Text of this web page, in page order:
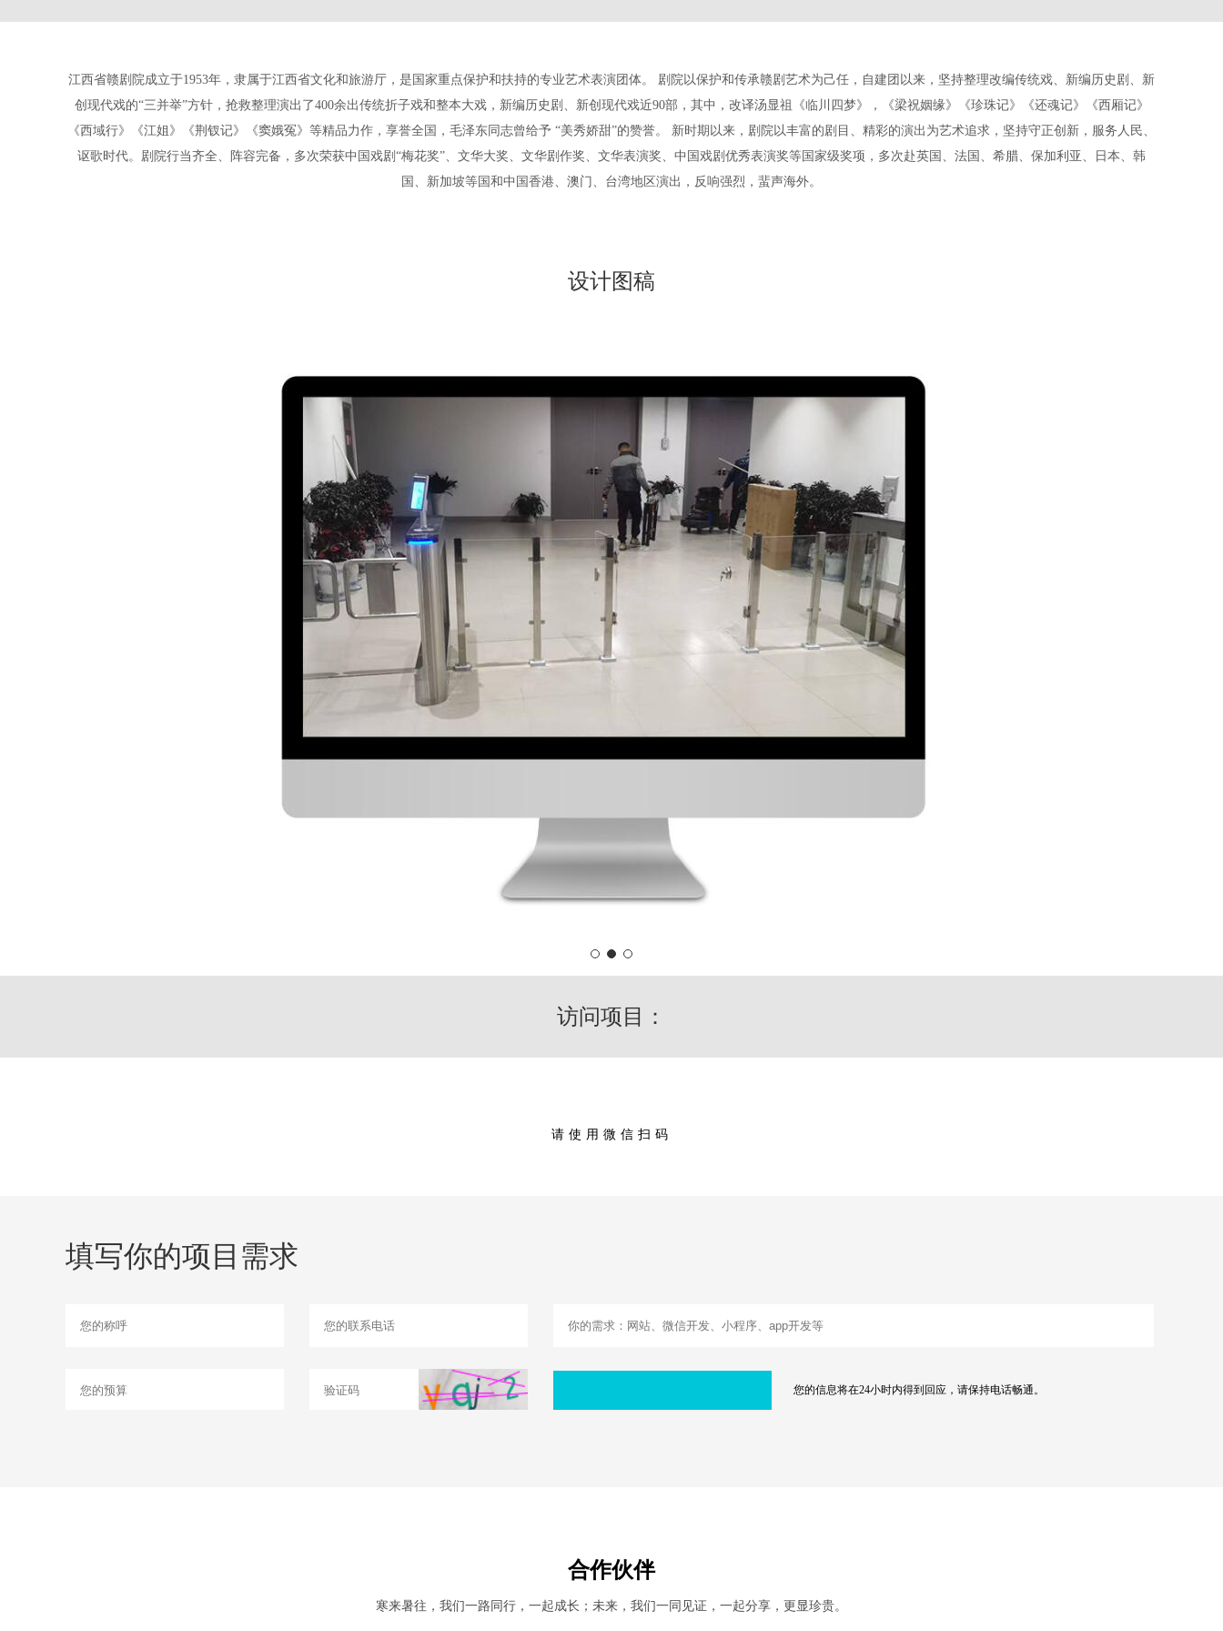
江西省赣剧院成立于1953年，隶属于江西省文化和旅游厅，是国家重点保护和扶持的专业艺术表演团体。 剧院以保护和传承赣剧艺术为己任，自建团以来，坚持整理改编传统戏、新编历史剧、新
创现代戏的“三并举”方针，抢救整理演出了400余出传统折子戏和整本大戏，新编历史剧、新创现代戏近90部，其中，改译汤显祖《临川四梦》，《梁祝姻缘》《珍珠记》《还魂记》《西厢记》
《西域行》《江姐》《荆钗记》《窦娥冤》等精品力作，享誉全国，毛泽东同志曾给予 “美秀娇甜”的赞誉。 新时期以来，剧院以丰富的剧目、精彩的演出为艺术追求，坚持守正创新，服务人民、
讴歌时代。剧院行当齐全、阵容完备，多次荣获中国戏剧“梅花奖”、文华大奖、文华剧作奖、文华表演奖、中国戏剧优秀表演奖等国家级奖项，多次赴英国、法国、希腊、保加利亚、日本、韩
国、新加坡等国和中国香港、澳门、台湾地区演出，反响强烈，蜚声海外。
设计图稿
访问项目：
请使用微信扫码
填写你的项目需求
您的信息将在24小时内得到回应，请保持电话畅通。
合作伙伴
寒来暑往，我们一路同行，一起成长；未来，我们一同见证，一起分享，更显珍贵。